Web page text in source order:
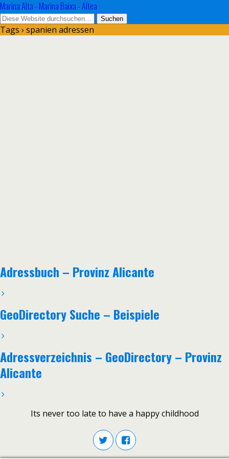
Marina Alta - Marina Baixa - Altea
Tags › spanien adressen
Adressbuch – Provinz Alicante
GeoDirectory Suche – Beispiele
Adressverzeichnis – GeoDirectory – Provinz
Alicante
Its never too late to have a happy childhood